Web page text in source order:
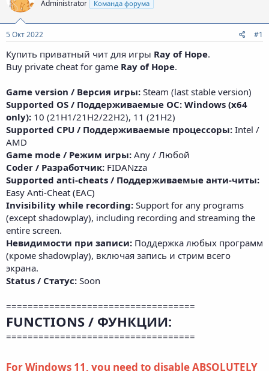
Administrator Команда форума
5 Окт 2022 #1
Купить приватный чит для игры Ray of Hope.
Buy private cheat for game Ray of Hope.
Game version / Версия игры: Steam (last stable version)
Supported OS / Поддерживаемые ОС: Windows (x64
only): 10 (21H1/21H2/22H2), 11 (21H2)
Supported CPU / Поддерживаемые процессоры: Intel /
AMD
Game mode / Режим игры: Any / Любой
Coder / Разработчик: FIDANzza
Supported anti-cheats / Поддерживаемые анти-читы:
Easy Anti-Cheat (EAC)
Invisibility while recording: Support for any programs
(except shadowplay), including recording and streaming the
entire screen.
Невидимости при записи: Поддержка любых программ
(кроме shadowplay), включая запись и стрим всего
экрана.
Status / Статус: Soon
===================================
FUNCTIONS / ФУНКЦИИ:
===================================
For Windows 11, you need to disable ABSOLUTELY